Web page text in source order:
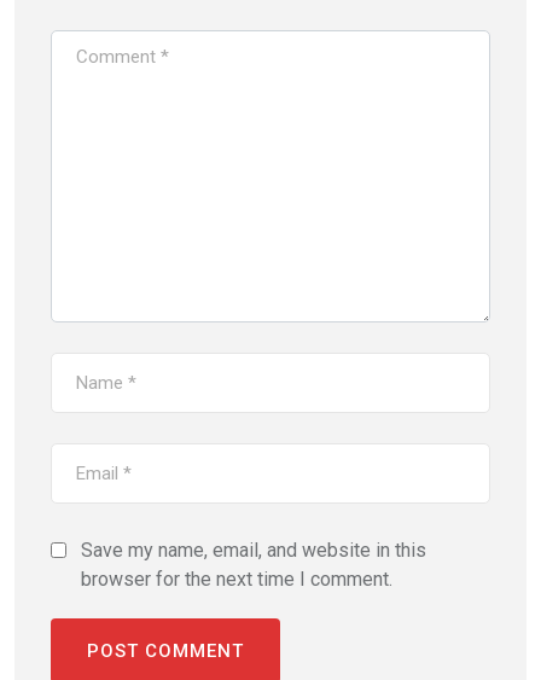
Save my name, email, and website in this
browser for the next time I comment.